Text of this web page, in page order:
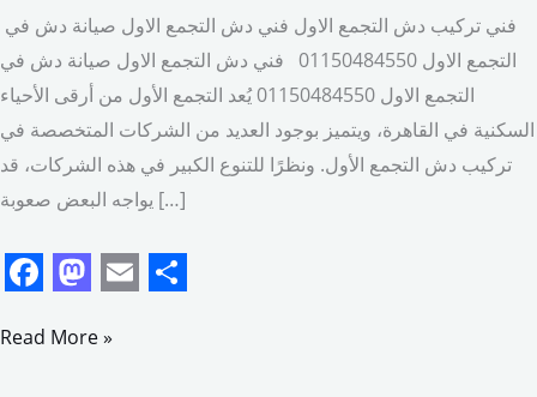
التجمع الاول 01150484550 فني دش التجمع الاول صيانة دش في
التجمع الاول 01150484550 يُعد التجمع الأول من أرقى الأحياء
السكنية في القاهرة، ويتميز بوجود العديد من الشركات المتخصصة في
تركيب دش التجمع الأول. ونظرًا للتنوع الكبير في هذه الشركات، قد
يواجه البعض صعوبة […]
a a m
Read More »